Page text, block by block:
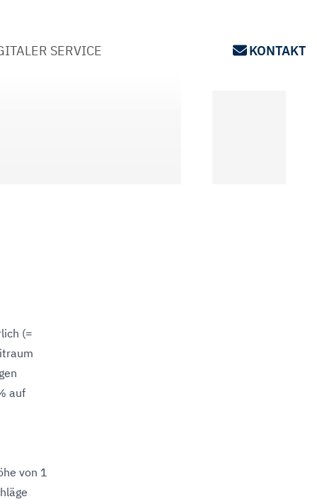
SERVICE KONTAKT
(=
auf
von 1